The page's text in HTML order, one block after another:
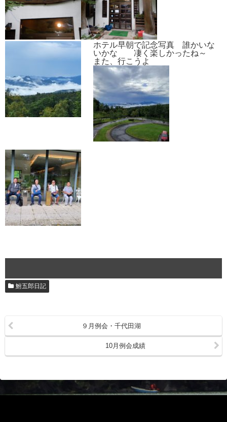
ホテル早朝で記念写真 誰かいな
いかな 凄く楽しかったね～
また、行こうよ
鮒五郎日記
９月例会・千代田湖
10月例会成績